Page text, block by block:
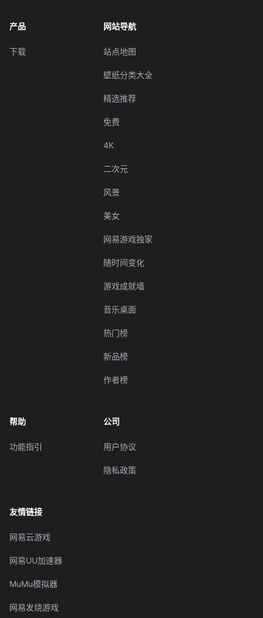
产品
下载
网站导航
站点地图
壁纸分类大全
精选推荐
免费
4K
二次元
风景
美女
网易游戏独家
随时间变化
游戏成就墙
音乐桌面
热门榜
新品榜
作者榜
帮助
功能指引
公司
用户协议
隐私政策
友情链接
网易云游戏
网易UU加速器
MuMu模拟器
网易发烧游戏